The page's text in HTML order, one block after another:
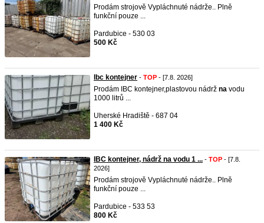
Prodám strojově Vypláchnuté nádrže.. Plně
funkční pouze ...
Pardubice - 530 03
500 Kč
Ibc kontejner - TOP - [7.8. 2026]
Prodám IBC kontejner,plastovou nádrž na vodu
1000 litrů ...
Uherské Hradiště - 687 04
1 400 Kč
IBC kontejner, nádrž na vodu 1 ... - TOP - [7.8.
2026]
Prodám strojově Vypláchnuté nádrže.. Plně
funkční pouze ...
Pardubice - 533 53
800 Kč